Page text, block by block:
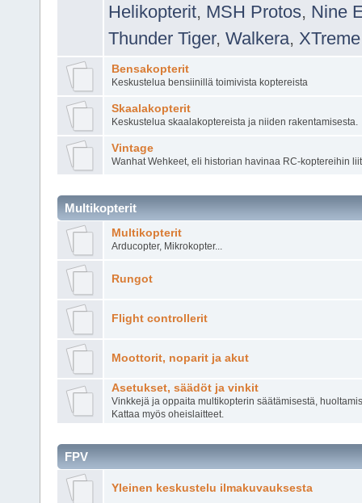
Helikopterit, MSH Protos, Nine
Thunder Tiger, Walkera, XTreme
Bensakopterit
Keskustelua bensiinillä toimivista koptereista
Skaalakopterit
Keskustelua skaalakoptereista ja niiden rakentamisesta.
Vintage
Wanhat Wehkeet, eli historian havinaa RC-koptereihin
Multikopterit
Multikopterit
Arducopter, Mikrokopter...
Rungot
Flight controllerit
Moottorit, noparit ja akut
Asetukset, säädöt ja vinkit
Vinkkejä ja oppaita multikopterin säätämisestä,
Kattaa myös oheislaitteet.
FPV
Yleinen keskustelu ilmakuvauksesta